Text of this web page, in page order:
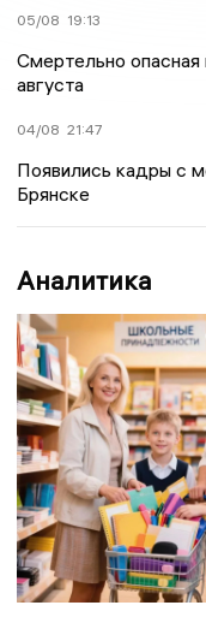
05/08 19:13
Смертельно
августа
04/08 21:47
Появились кадры с
Брянске
Аналитика